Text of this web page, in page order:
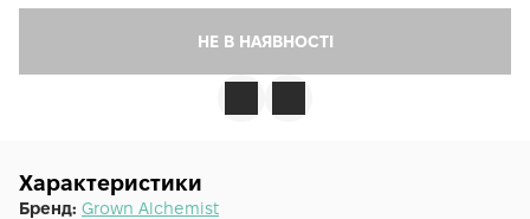
НЕ В НАЯВНОСТІ
Характеристики
Бренд: Grown Alchemist